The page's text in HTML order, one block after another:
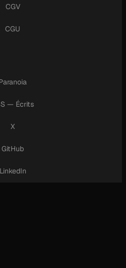
CGV
CGU
— Écrits
X
GitHub
LinkedIn